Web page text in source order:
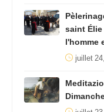
saint
l'homme
juillet